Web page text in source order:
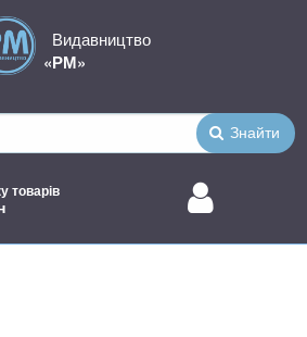
Видавництво
«РМ»
Знайти
товарів